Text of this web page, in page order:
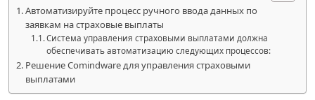
Автоматизируйте процесс ручного ввода данных по
заявкам на страховые выплаты
Система управления страховыми выплатами должна
обеспечивать автоматизацию следующих процессов:
Решение Comindware для управления страховыми
выплатами